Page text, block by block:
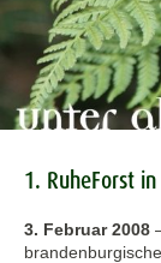
1. RuheForst
3. Februar 2008